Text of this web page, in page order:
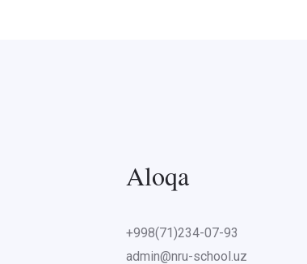
Aloqa
+998(71)234-07-93
admin@nru-school.uz